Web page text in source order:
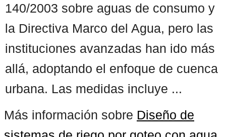
140/2003 sobre aguas de consumo y
la Directiva Marco del Agua, pero las
instituciones avanzadas han ido más
allá, adoptando el enfoque de cuenca
urbana. Las medidas incluye ...
Más información sobre Diseño de